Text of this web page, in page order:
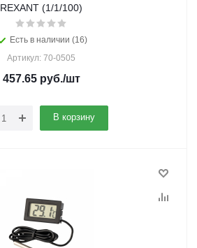
REXANT (1/1/100)
Есть в наличии (16)
Артикул: 70-0505
457.65руб./шт
В корзину